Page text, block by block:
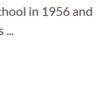
in 1956 and
...